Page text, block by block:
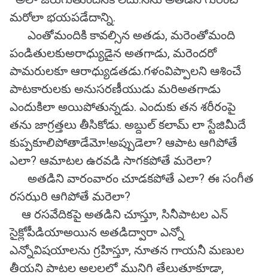
మరోలా భయపడేదాన్ని.
ఎంతోమందికి కావల్సిన అతడు, మరెంతోమంది
పండితులకుఅరాధ్యుడైన అతగాడు, మరెందరో
పామరులకూ ఆరాధ్యుడతడు.గళంవిప్పాలని ఆశించే
పాటకారులకు అనుసరణీయుడు మరిఅతగాడు
ఎందుకిలా అయిపోతున్నడు. ఎందుకు తన శరీరంపై
తను జాగ్రత్తలు తీసికోడు. అబ్దుల్ కలామ్ లా స్టేజిమీదే
కుప్పకూలిపోతాడేమో!అప్పుడెలా? ఆపాట ఆగిపోతే
ఎలా? ఆమాటల ఉరవడి సాగకపోతే మరెలా?
అతడిని వారంవారం చూడకపోతే ఎలా? ఈ సంగీత
రసఝరి ఆగిపోతే మరెలా?
ఆ రసవేదికపై అతడిని చూస్తూ, సినీపాటల ఎన్
సైక్లోపీడియాఅయిన అతడిద్వారా ఎన్నో
ఎన్నోవిషయాలను గ్రహిస్తూ, నూతన గాయనీ మణుల
తీయని పాటల అలలలో మునిగి తేలుతూకూడా,